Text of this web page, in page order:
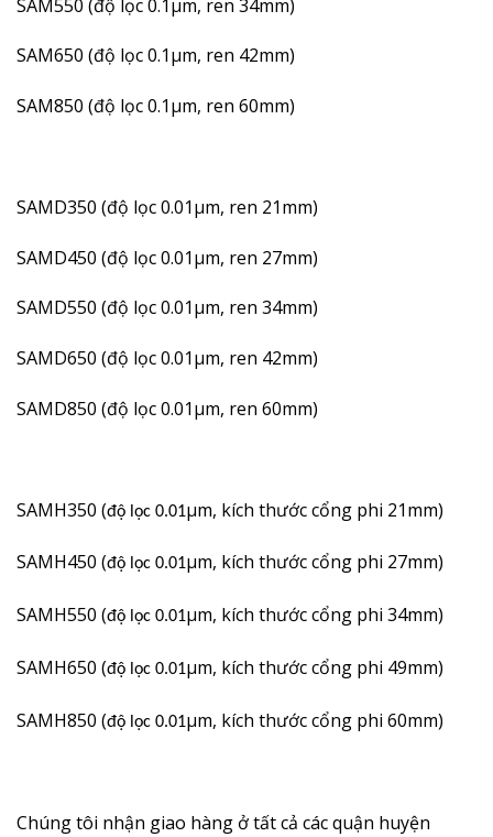
SAM550 (độ lọc 0.1µm, ren 34mm)
SAM650 (độ lọc 0.1µm, ren 42mm)
SAM850 (độ lọc 0.1µm, ren 60mm)
SAMD350 (độ lọc 0.01µm, ren 21mm)
SAMD450 (độ lọc 0.01µm, ren 27mm)
SAMD550 (độ lọc 0.01µm, ren 34mm)
SAMD650 (độ lọc 0.01µm, ren 42mm)
SAMD850 (độ lọc 0.01µm, ren 60mm)
SAMH350 (độ lọc 0.01µm, kích thước cổng phi 21mm)
SAMH450 (độ lọc 0.01µm, kích thước cổng phi 27mm)
SAMH550 (độ lọc 0.01µm, kích thước cổng phi 34mm)
SAMH650 (độ lọc 0.01µm, kích thước cổng phi 49mm)
SAMH850 (độ lọc 0.01µm, kích thước cổng phi 60mm)
Chúng tôi nhận giao hàng ở tất cả các quận huyện